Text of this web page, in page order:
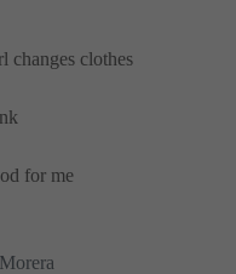
changes clothes
for me